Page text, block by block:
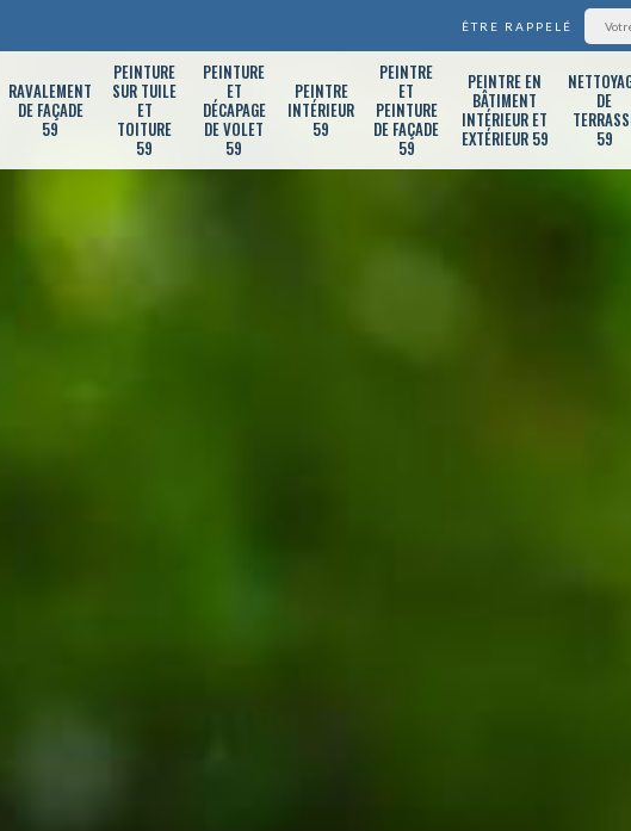
ÊTRE RAPPELÉ
RAVALEMENT
DE FAÇADE
59
PEINTURE
SUR TUILE
ET
TOITURE
59
PEINTURE
ET
DÉCAPAGE
DE VOLET
59
PEINTRE
INTÉRIEUR
59
PEINTRE
ET
PEINTURE
DE FAÇADE
59
PEINTRE EN
BÂTIMENT
INTÉRIEUR ET
EXTÉRIEUR 59
DE
59